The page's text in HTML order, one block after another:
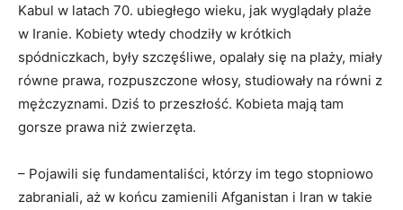
Kabul w latach 70. ubiegłego wieku, jak wyglądały plaże
w Iranie. Kobiety wtedy chodziły w krótkich
spódniczkach, były szczęśliwe, opalały się na plaży, miały
równe prawa, rozpuszczone włosy, studiowały na równi z
mężczyznami. Dziś to przeszłość. Kobieta mają tam
gorsze prawa niż zwierzęta.
– Pojawili się fundamentaliści, którzy im tego stopniowo
zabraniali, aż w końcu zamienili Afganistan i Iran w takie